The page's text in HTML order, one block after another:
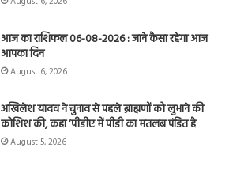
आज का राशिफल 06-08-2026 : जाने कैसा रहेगा आज
आपका दिन
August 6, 2026
अखिलेश यादव ने चुनाव से पहले ब्राह्मणों को लुभाने की
कोशिश की, कहा ‘पीडीए में पीडी का मतलब पंडित है
August 5, 2026